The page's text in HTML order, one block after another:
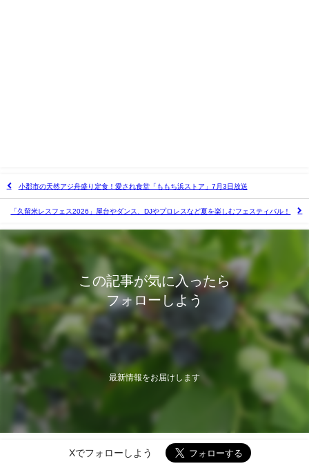
小郡市の天然アジ舟盛り定食！愛され食堂「ももち浜ストア」7月3日放送
「久留米レスフェス2026」屋台やダンス、DJやプロレスなど夏を楽しむフェスティバル！
この記事が気に入ったら
フォローしよう
最新情報をお届けします
Xでフォローしよう